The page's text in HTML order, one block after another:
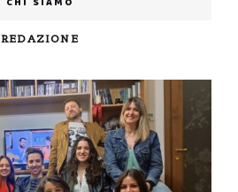
REDAZIONE